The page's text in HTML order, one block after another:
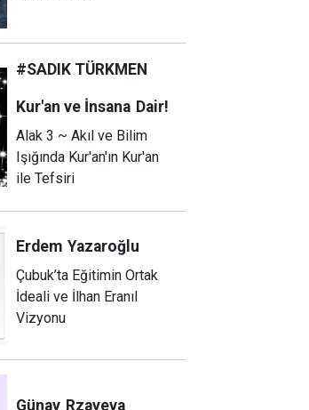
#SADIK TÜRKMEN
Kur'an ve İnsana Dair!
Alak 3 ~ Akıl ve Bilim
Işığında Kur'an'ın Kur'an
ile Tefsiri
Erdem Yazaroğlu
Çubuk’ta Eğitimin Ortak
İdeali ve İlhan Eranıl
Vizyonu
Günay Rzayeva